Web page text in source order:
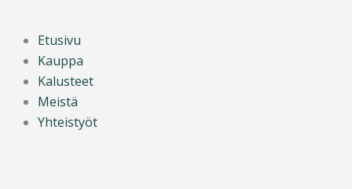
Etusivu
Kauppa
Kalusteet
Meistä
Yhteistyöt